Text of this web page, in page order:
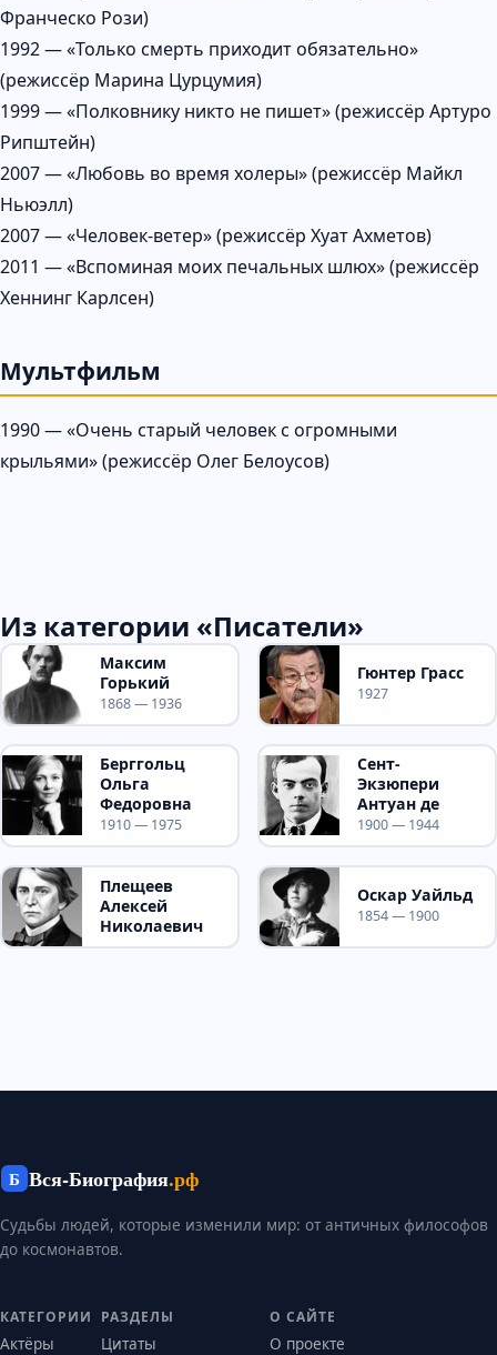
Франческо Рози)
1992 — «Только смерть приходит обязательно»
(режиссёр Марина Цурцумия)
1999 — «Полковнику никто не пишет» (режиссёр Артуро
Рипштейн)
2007 — «Любовь во время холеры» (режиссёр Майкл
Ньюэлл)
2007 — «Человек-ветер» (режиссёр Хуат Ахметов)
2011 — «Вспоминая моих печальных шлюх» (режиссёр
Хеннинг Карлсен)
Мультфильм
1990 — «Очень старый человек с огромными
крыльями» (режиссёр Олег Белоусов)
Из категории «Писатели»
Максим
Горький
1868 — 1936
Гюнтер Грасс
1927
Берггольц
Ольга
Федоровна
1910 — 1975
Сент-
Экзюпери
Антуан де
1900 — 1944
Плещеев
Алексей
Николаевич
Оскар Уайльд
1854 — 1900
Б Вся-Биография.рф
Судьбы людей, которые изменили мир: от античных философов
до космонавтов.
КАТЕГОРИИ
Актёры
РАЗДЕЛЫ
Цитаты
О САЙТЕ
О проекте